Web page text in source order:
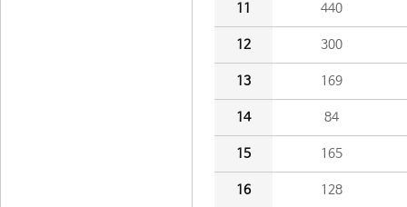
11 440
12 300
13 169
14 84
15 165
16 128